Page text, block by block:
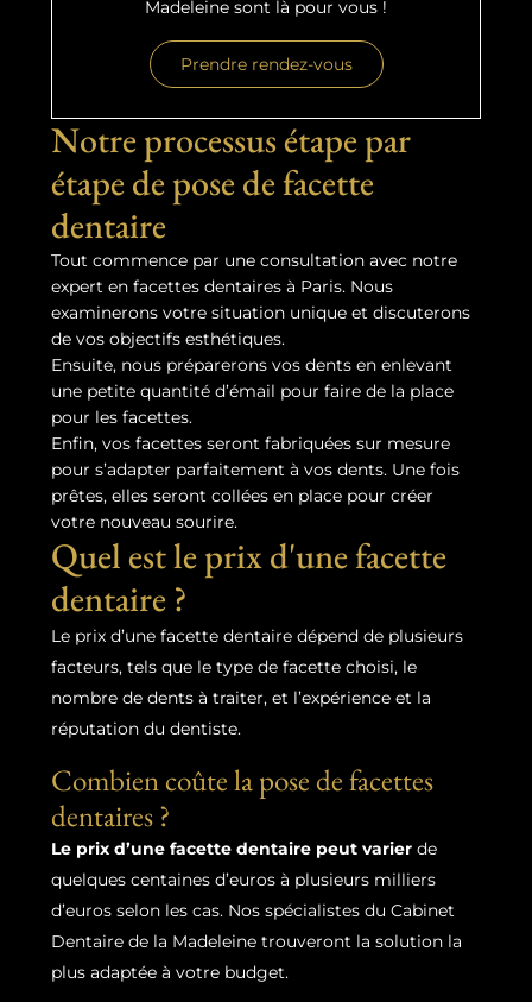
Madeleine sont là pour vous !
Prendre rendez-vous
Notre processus étape par
étape de pose de facette
dentaire
Tout commence par une consultation avec notre
expert en facettes dentaires à Paris. Nous
examinerons votre situation unique et discuterons
de vos objectifs esthétiques.
Ensuite, nous préparerons vos dents en enlevant
une petite quantité d’émail pour faire de la place
pour les facettes.
Enfin, vos facettes seront fabriquées sur mesure
pour s’adapter parfaitement à vos dents. Une fois
prêtes, elles seront collées en place pour créer
votre nouveau sourire.
Quel est le prix d'une facette
dentaire ?
Le prix d’une facette dentaire dépend de plusieurs
facteurs, tels que le type de facette choisi, le
nombre de dents à traiter, et l’expérience et la
réputation du dentiste.
Combien coûte la pose de facettes
dentaires ?
Le prix d’une facette dentaire peut varier de
quelques centaines d’euros à plusieurs milliers
d’euros selon les cas. Nos spécialistes du Cabinet
Dentaire de la Madeleine trouveront la solution la
plus adaptée à votre budget.